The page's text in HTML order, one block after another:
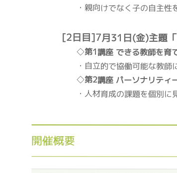
・親向けでなく子の自主
[2日目]7月31日(金)主題「
◇第1講座 できる教師を育
・自立的で協働可能な教
◇第2講座 パーソナリティ
・人材育成の課題を個別
開催概要